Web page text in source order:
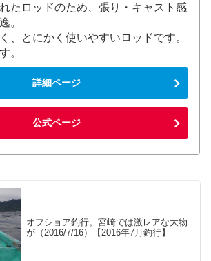
たロッドのため、張り・キャスト感
。
、とにかく使いやすいロッドです。
。
詳細ページ
公式ページ
オフショア釣行。宮崎では激レアな大物
が（2016/7/16）【2016年7月釣行】